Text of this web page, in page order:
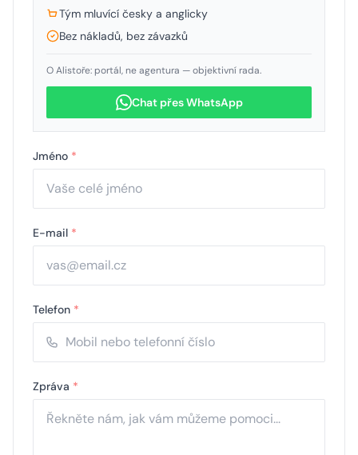
Tým mluvící česky a anglicky
Bez nákladů, bez závazků
O Alistoře: portál, ne agentura — objektivní rada.
Chat přes WhatsApp
Jméno *
E-mail *
Telefon *
Zpráva *